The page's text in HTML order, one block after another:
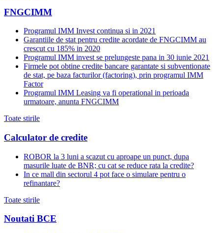
FNGCIMM
Programul IMM Invest continua si in 2021
Garantiile de stat pentru credite acordate de FNGCIMM au
crescut cu 185% in 2020
Programul IMM invest se prelungeste pana in 30 iunie 2021
Firmele pot obtine credite bancare garantate si subventionate
de stat, pe baza facturilor (factoring), prin programul IMM
Factor
Programul IMM Leasing va fi operational in perioada
urmatoare, anunta FNGCIMM
Toate stirile
Calculator de credite
ROBOR la 3 luni a scazut cu aproape un punct, dupa
masurile luate de BNR; cu cat se reduce rata la credite?
In ce mall din sectorul 4 pot face o simulare pentru o
refinantare?
Toate stirile
Noutati BCE